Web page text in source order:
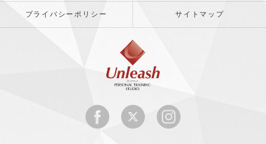
プライバシーポリシー サイトマップ